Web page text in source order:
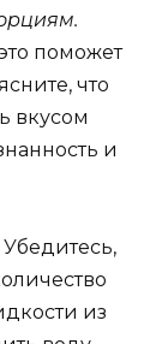
поможет
что
вкусом
и
из